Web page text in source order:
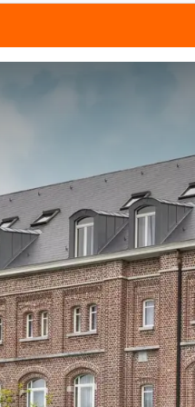
ten zuidoosten van de
plaats Verviers en is
faciliteiten, die u als gast
van Hotel
die onder andere
voor gezinnen is Hotel
kunt overnachten in een
de beste prijs